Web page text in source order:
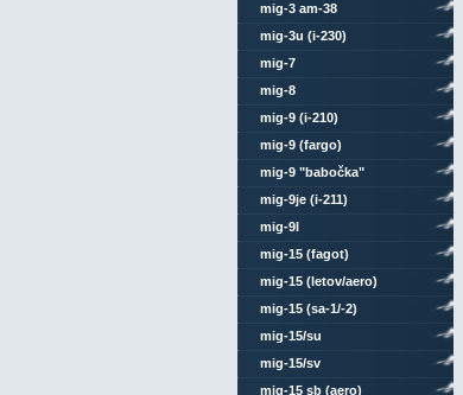
mig-3 am-38
mig-3u (i-230)
mig-7
mig-8
mig-9 (i-210)
mig-9 (fargo)
mig-9 "babočka"
mig-9je (i-211)
mig-9l
mig-15 (fagot)
mig-15 (letov/aero)
mig-15 (sa-1/-2)
mig-15/su
mig-15/sv
mig-15 sb (aero)